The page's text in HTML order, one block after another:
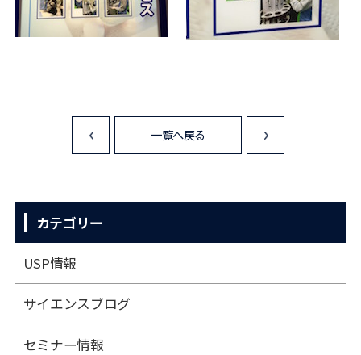
<
一覧へ戻る
カテゴリー
USP情報
サイエンスブログ
セミナー情報